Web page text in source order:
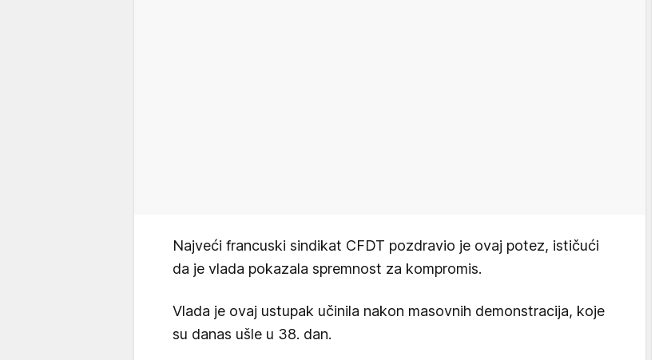
Najveći francuski sindikat CFDT pozdravio je ovaj potez, ističući
da je vlada pokazala spremnost za kompromis.
Vlada je ovaj ustupak učinila nakon masovnih demonstracija, koje
su danas ušle u 38. dan.